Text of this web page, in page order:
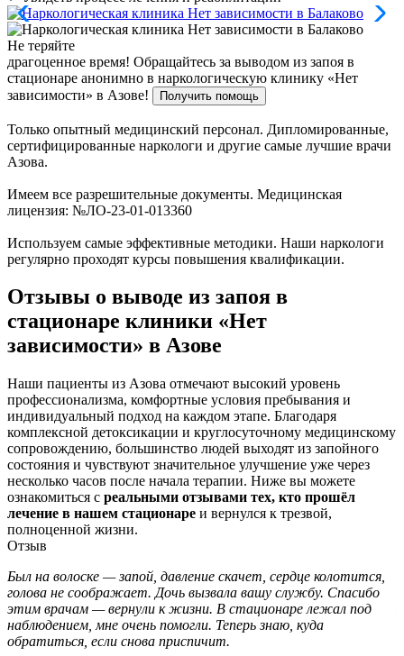
Не теряйте
драгоценное время! Обращайтесь за выводом из запоя в
стационаре анонимно в наркологическую клинику «Нет
зависимости» в Азове!
Получить помощь
Только опытный медицинский персонал. Дипломированные,
сертифицированные наркологи и другие самые лучшие врачи
Азова.
Имеем все разрешительные документы. Медицинская
лицензия: №ЛО-23-01-013360
Используем самые эффективные методики. Наши наркологи
регулярно проходят курсы повышения квалификации.
Отзывы о выводе из запоя в
стационаре клиники «Нет
зависимости» в Азове
Наши пациенты из Азова отмечают высокий уровень
профессионализма, комфортные условия пребывания и
индивидуальный подход на каждом этапе. Благодаря
комплексной детоксикации и круглосуточному медицинскому
сопровождению, большинство людей выходят из запойного
состояния и чувствуют значительное улучшение уже через
несколько часов после начала терапии. Ниже вы можете
ознакомиться с реальными отзывами тех, кто прошёл
лечение в нашем стационаре и вернулся к трезвой,
полноценной жизни.
Отзыв
Был на волоске — запой, давление скачет, сердце колотится,
голова не соображает. Дочь вызвала вашу службу. Спасибо
этим врачам — вернули к жизни. В стационаре лежал под
наблюдением, мне очень помогли. Теперь знаю, куда
обратиться, если снова приспичит.